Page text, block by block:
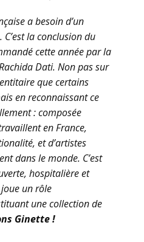
a besoin d’un
la conclusion du
cette année par la
Dati. Non pas sur
que certains
en reconnaissant ce
: composée
en France,
et d’artistes
dans le monde. C’est
hospitalière et
joue un rôle
une collection de
Ginette !